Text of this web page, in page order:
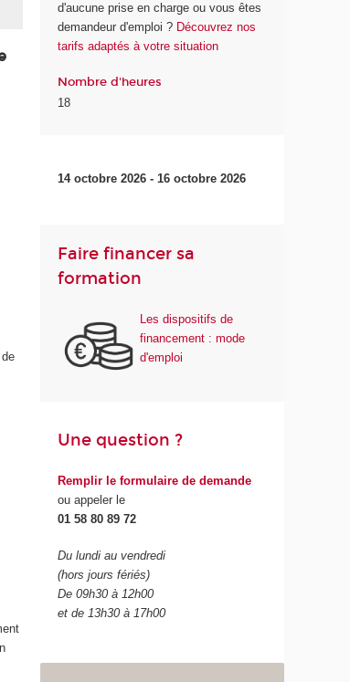
d'aucune prise en charge ou vous êtes
demandeur d'emploi ? Découvrez nos
tarifs adaptés à votre situation
Nombre d'heures
18
14 octobre 2026 - 16 octobre 2026
Faire financer sa
formation
Les dispositifs de
financement : mode
d'emploi
Une question ?
Remplir le formulaire de demande
ou appeler le
01 58 80 89 72
Du lundi au vendredi
(hors jours fériés)
De 09h30 à 12h00
et de 13h30 à 17h00